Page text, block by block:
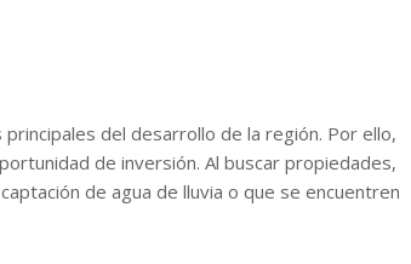
del desarrollo de la región. Por ello,
de inversión. Al buscar propiedades,
de agua de lluvia o que se encuentren